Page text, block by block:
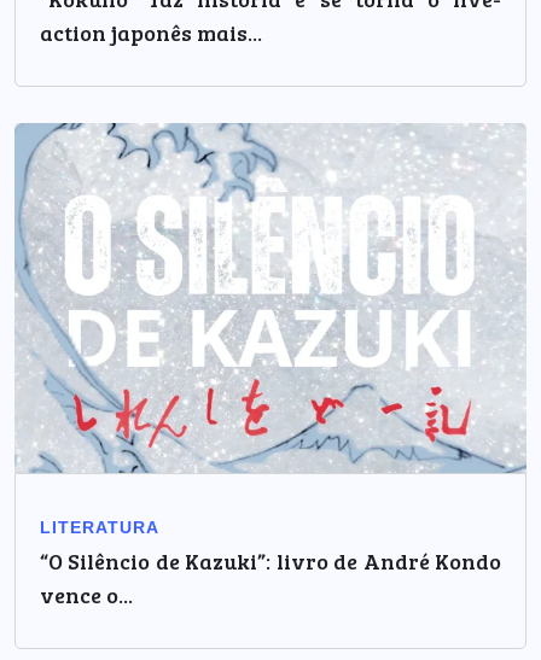
action japonês mais...
LITERATURA
“O Silêncio de Kazuki”: livro de André Kondo
vence o...